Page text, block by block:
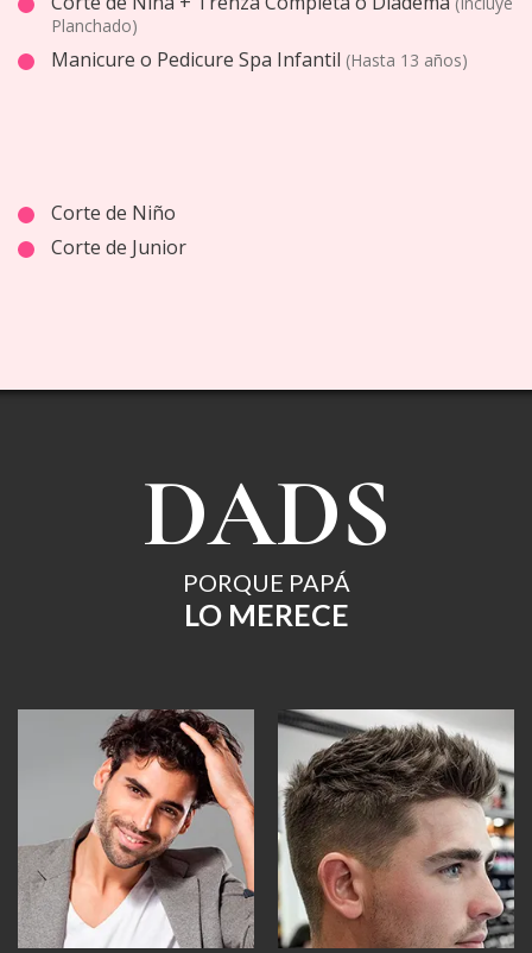
Planchado)
Manicure o Pedicure Spa Infantil (Hasta 13 años)
Corte de Niño
Corte de Junior
DADS
PORQUE PAPÁ
LO MERECE